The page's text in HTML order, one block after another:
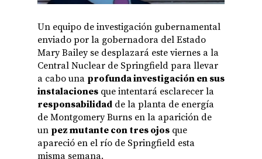
Un equipo de investigación gubernamental
enviado por la gobernadora del Estado
Mary Bailey se desplazará este viernes a la
Central Nuclear de Springfield para llevar
a cabo una profunda investigación en sus
instalaciones que intentará esclarecer la
responsabilidad de la planta de energía
de Montgomery Burns en la aparición de
un pez mutante con tres ojos que
apareció en el río de Springfield esta
misma semana.